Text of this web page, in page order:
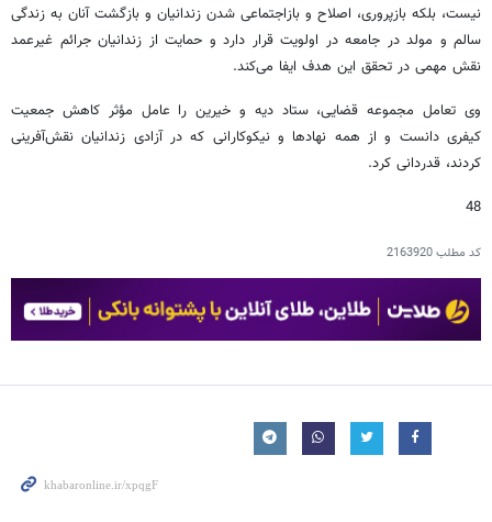
نیست، بلکه بازپروری، اصلاح و بازاجتماعی شدن زندانیان و بازگشت آنان به زندگی
سالم و مولد در جامعه در اولویت قرار دارد و حمایت از زندانیان جرائم غیرعمد
نقش مهمی در تحقق این هدف ایفا می‌کند.
وی تعامل مجموعه قضایی، ستاد دیه و خیرین را عامل مؤثر کاهش جمعیت
کیفری دانست و از همه نهادها و نیکوکارانی که در آزادی زندانیان نقش‌آفرینی
کردند، قدردانی کرد.
48
کد مطلب2163920